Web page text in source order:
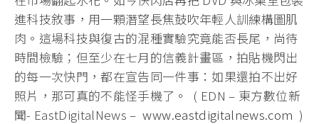
進科技敘事，用一顆潛望長焦鼓吹年輕人訓練構圖肌
肉。這場科技與復古的混種實驗究竟能否長尾，尚待
時間檢驗；但至少在七月的信義計畫區，拍貼機閃出
的每一次快門，都在宣告同一件事：如果還拍不出好
照片，那可真的不能怪手機了。 ( EDN – 東方數位新
聞- EastDigitalNews –www.eastdigitalnews.com )